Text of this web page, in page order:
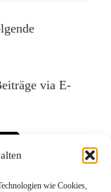
wie Cookies,
via E-